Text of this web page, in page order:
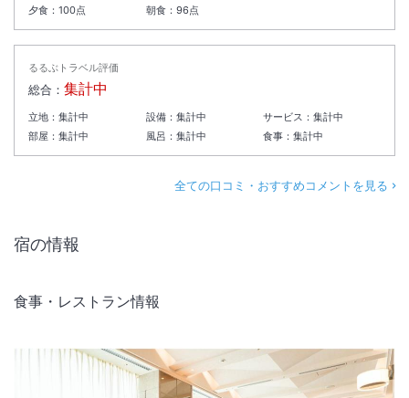
夕食： 100点 朝食： 96点
るるぶトラベル評価
総合： 集計中
立地： 集計中 設備： 集計中 サービス：集計中
部屋： 集計中 風呂： 集計中 食事：集計中
全ての口コミ・おすすめコメントを見る
宿の情報
食事・レストラン情報